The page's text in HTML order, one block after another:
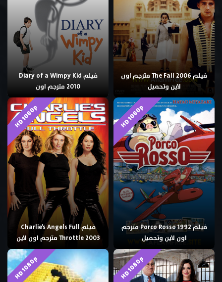
فيلم The Fall 2006 مترجم اون
لاين وتحميل
فيلم Diary of a Wimpy Kid
2010 مترجم اون
HD 1080p
فيلم Porco Rosso 1992 مترجم
اون لاين وتحميل
HD 1080p
فيلم Charlie’s Angels Full
Throttle 2003 مترجم اون لاين
HD 1080p
HD 1080p